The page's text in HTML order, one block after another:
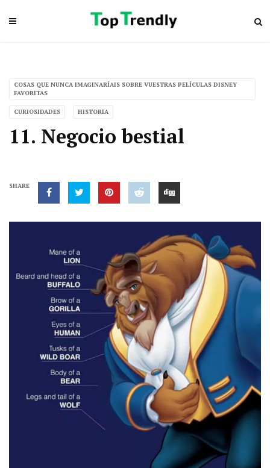
COSAS QUE NUNCA IMAGINARÍAIS SOBRE VUESTRAS PELÍCULAS DISNEY
FAVORITAS
CURIOSIDADES HISTORIA
11. Negocio bestial
SHARE